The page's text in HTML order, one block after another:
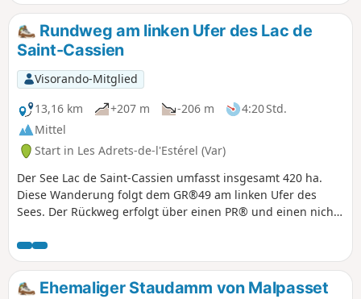
Gewerkschafter von Thompson und anderen Unternehmen
den Bau einer Wohn- und Gewerbesiedlung planten. Zu
diesem Zweck gründeten sie 1970 eine Genossenschaft
namens „Le Soleil des Adrets” und begannen mit den
Bauarbeiten. Nach verschiedenen Zwischenfällen
übernahm 1991 ein Bauträger die Arbeiten. Dieses Viertel
entwickelte sich schnell und seine Bevölkerung, angezogen
vom Charme des Ortes, der Nähe zum See und zur
Autobahn, zählt heute mehr als 1400 Einwohner.
Rundweg am linken Ufer des Lac de
Saint-Cassien
Visorando-Mitglied
13,16 km
+207 m -206 m
4:20 Std.
Mittel
Start in Les Adrets-de-l'Estérel (Var)
Der See Lac de Saint-Cassien umfasst insgesamt 420 ha.
Diese Wanderung folgt dem GR®49 am linken Ufer des
Sees. Der Rückweg erfolgt über einen PR® und einen nicht
Eine schattige Strecke in der Nähe wunderschöner
Bergdörfer, die die Möglichkeit bietet, am Wasser zu
picknicken.
Ehemaliger Staudamm von Malpasset